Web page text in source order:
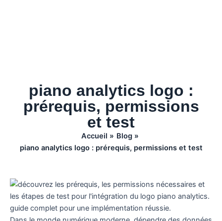
piano analytics logo :
prérequis, permissions
et test
Accueil
Blog
piano analytics logo : prérequis, permissions et test